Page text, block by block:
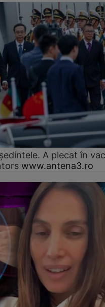
A plecat în
www.antena3.ro